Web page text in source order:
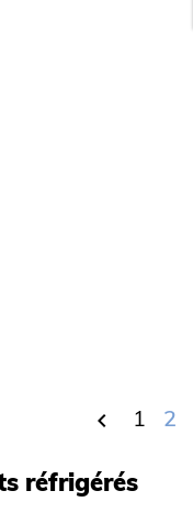
 1 2
réfrigérés